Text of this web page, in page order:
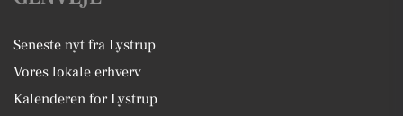
Seneste nyt fra Lystrup
Vores lokale erhverv
Kalenderen for Lystrup